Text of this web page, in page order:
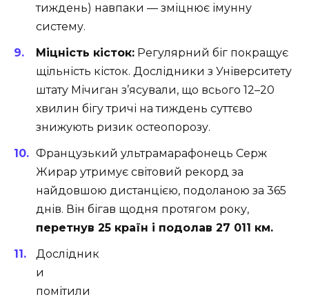
тиждень) навпаки — зміцнює імунну
систему.
Міцність кісток: Регулярний біг покращує
щільність кісток. Дослідники з Університету
штату Мічиган з’ясували, що всього 12–20
хвилин бігу тричі на тиждень суттєво
знижують ризик остеопорозу.
Французький ультрамарафонець Серж
Жирар утримує світовий рекорд за
найдовшою дистанцією, подоланою за 365
днів. Він бігав щодня протягом року,
перетнув 25 країн і подолав 27 011 км.
Дослідник
и
помітили